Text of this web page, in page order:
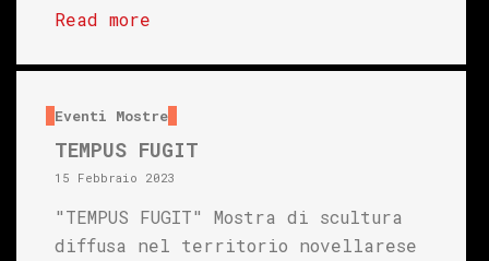
Read more
Eventi Mostre
TEMPUS FUGIT
15 Febbraio 2023
"TEMPUS FUGIT" Mostra di scultura
diffusa nel territorio novellarese